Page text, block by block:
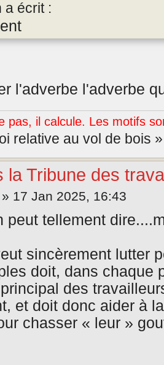
a écrit :
l'adverbe l'adverbe
pas, il calcule. Les motifs
relative au vol de bois
la Tribune des
» 17 Jan 2025, 16:43
peut tellement
sincèrement lutter
doit, dans chaque
des
et doit donc aider à
chasser « leur »